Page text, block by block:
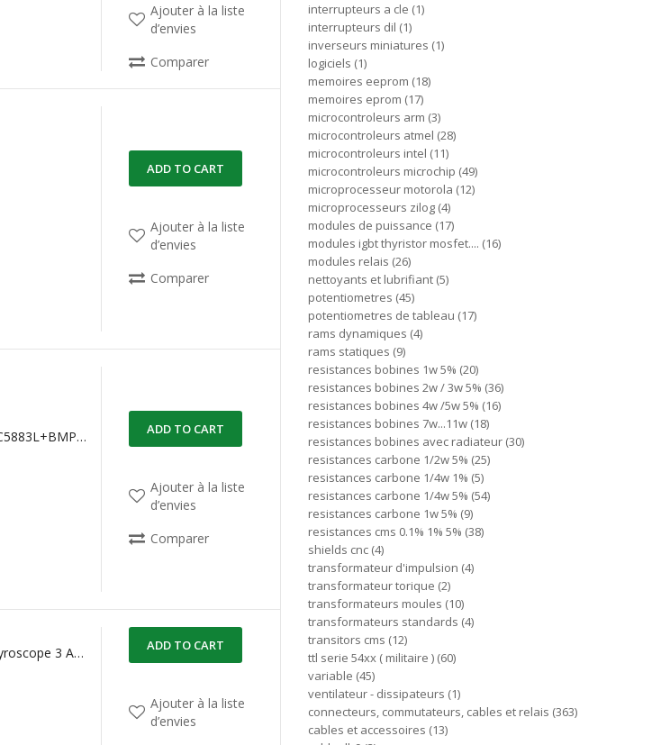
Ajouter à la liste
d’envies
Comparer
ADD TO CART
Ajouter à la liste
d’envies
Comparer
IMU 10DOF GY-87 ( MPU6050+HMC5883L+BMP180 ) ADD TO CART
Ajouter à la liste
d’envies
Comparer
MPU6050 Module Accéléromètre Gyroscope 3 Axes ADD TO CART
Ajouter à la liste
d’envies
interrupteurs a cle 1
interrupteurs dil 1
inverseurs miniatures 1
logiciels 1
memoires eeprom 18
memoires eprom 17
microcontroleurs arm 3
microcontroleurs atmel 28
microcontroleurs intel 11
microcontroleurs microchip 49
microprocesseur motorola 12
microprocesseurs zilog 4
modules de puissance 17
modules igbt thyristor mosfet.... 16
modules relais 26
nettoyants et lubrifiant 5
potentiometres 45
potentiometres de tableau 17
rams dynamiques 4
rams statiques 9
resistances bobines 1w 5% 20
resistances bobines 2w / 3w 5% 36
resistances bobines 4w /5w 5% 16
resistances bobines 7w...11w 18
resistances bobines avec radiateur 30
resistances carbone 1/2w 5% 25
resistances carbone 1/4w 1% 5
resistances carbone 1/4w 5% 54
resistances carbone 1w 5% 9
resistances cms 0.1% 1% 5% 38
shields cnc 4
transformateur d'impulsion 4
transformateur torique 2
transformateurs moules 10
transformateurs standards 4
transitors cms 12
ttl serie 54xx ( militaire ) 60
variable 45
ventilateur - dissipateurs 1
connecteurs, commutateurs, cables et relais 363
cables et accessoires 13